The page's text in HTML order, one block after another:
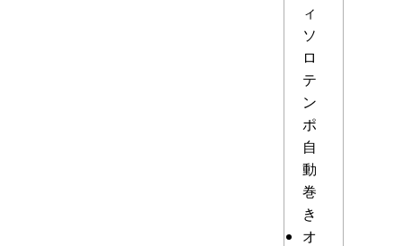
ィ
ソ
ロ
テ
ン
ポ
自
動
巻
き
オ